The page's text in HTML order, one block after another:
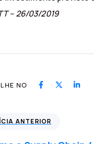
– 26/03/2019
NO
ANTERIOR